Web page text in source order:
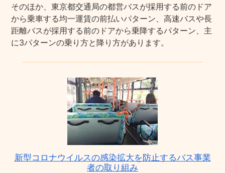
そのほか、東京都交通局の都営バスが採用する前のドア
から乗車する均一運賃の前払いパターン、高速バスや長
距離バスが採用する前のドアから乗降するパターン、主
に3パターンの乗り方と降り方があります。
新型コロナウイルスの感染拡大を防止するバス事業
者の取り組み